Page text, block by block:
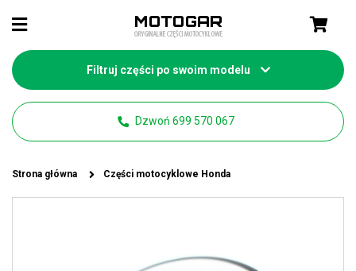
Filtruj części po swoim modelu
Dzwoń 699 570 067
Strona główna Części motocyklowe Honda